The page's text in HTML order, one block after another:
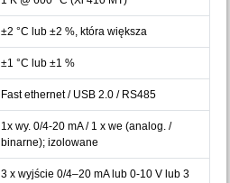
±2 °C lub ±2 %, która większa
±1 °C lub ±1 %
Fast ethernet / USB 2.0 / RS485
1x wy. 0/4-20 mA / 1 x we (analog. /
binarne); izolowane
3 x wyjście 0/4–20 mA lub 0-10 V lub 3